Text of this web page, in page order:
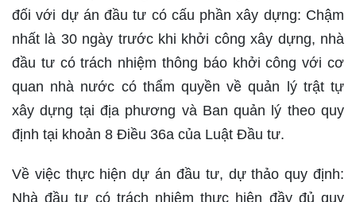
đối với dự án đầu tư có cấu phần xây dựng: Chậm
nhất là 30 ngày trước khi khởi công xây dựng, nhà
đầu tư có trách nhiệm thông báo khởi công với cơ
quan nhà nước có thẩm quyền về quản lý trật tự
xây dựng tại địa phương và Ban quản lý theo quy
định tại khoản 8 Điều 36a của Luật Đầu tư.
Về việc thực hiện dự án đầu tư, dự thảo quy định:
Nhà đầu tư có trách nhiệm thực hiện đầy đủ quy